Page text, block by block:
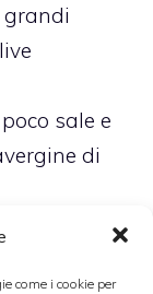
come i cookie per
sale e
di